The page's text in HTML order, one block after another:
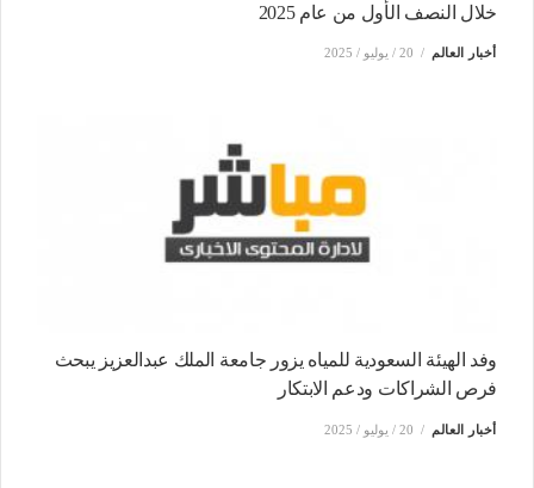
خلال النصف الأول من عام 2025
أخبار العالم 20 / يوليو / 2025
وفد الهيئة السعودية للمياه يزور جامعة الملك عبدالعزيز يبحث
فرص الشراكات ودعم الابتكار
أخبار العالم 20 / يوليو / 2025